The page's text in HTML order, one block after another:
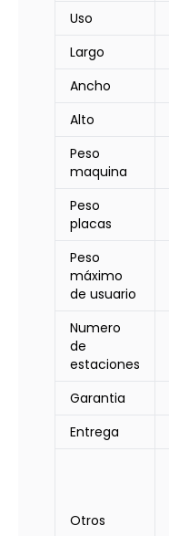
Uso
Largo
Ancho
Alto
Peso
maquina
Peso
placas
Peso
máximo
de usuario
Numero
de
estaciones
Garantia
Entrega
Otros